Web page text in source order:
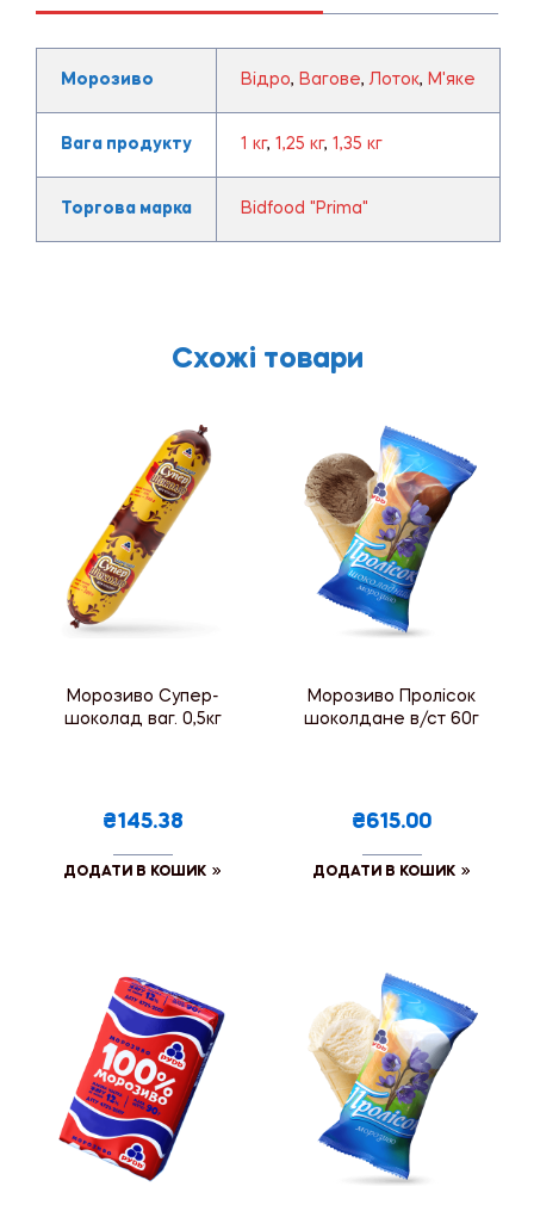
Морозиво Відро, Вагове,Лоток, М'яке
Вага продукту 1 кг, 1,25 кг, 1,35 кг
Торгова марка Bidfood "Prima"
Схожі товари
Морозиво Супер-
шоколад ваг. 0,5кг
₴145.38
ДОДАТИ В КОШИК
Морозиво Пролісок
шоколдане в/ст 60г
₴615.00
ДОДАТИ В КОШИК